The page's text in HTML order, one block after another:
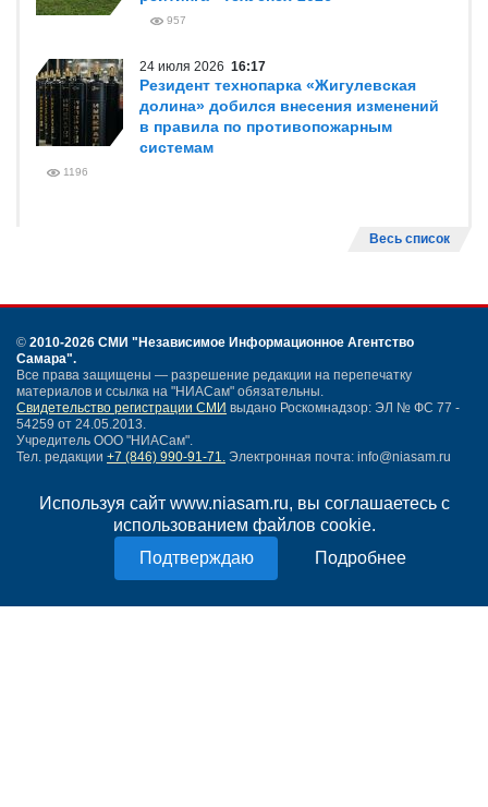
Используя сайт www.niasam.ru, вы соглашаетесь с
использованием файлов cookie.
Подробнее
957
24 июля 2026 16:17
Резидент технопарка «Жигулевская
долина» добился внесения изменений
в правила по противопожарным
системам
1196
Весь список
© 2010-2026 СМИ "Независимое Информационное Агентство
Самара".
Все права защищены — разрешение редакции на перепечатку
материалов и ссылка на "НИАСам" обязательны.
Свидетельство регистрации СМИ выдано Роскомнадзор: ЭЛ № ФС 77 -
54259 от 24.05.2013.
Учредитель ООО "НИАСам".
Тел. редакции +7 (846) 990-91-71. Электронная почта: info@niasam.ru
Карта сайта
Нашли ошибку?
Политика конфиденциальности
Согласие на обработку персональных данных